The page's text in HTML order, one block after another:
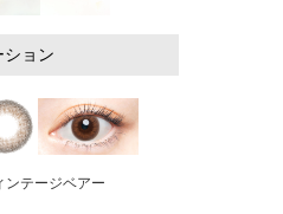
ション
ンテージベアー